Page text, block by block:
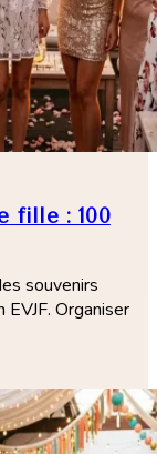
fille : 100
souvenirs
Organiser